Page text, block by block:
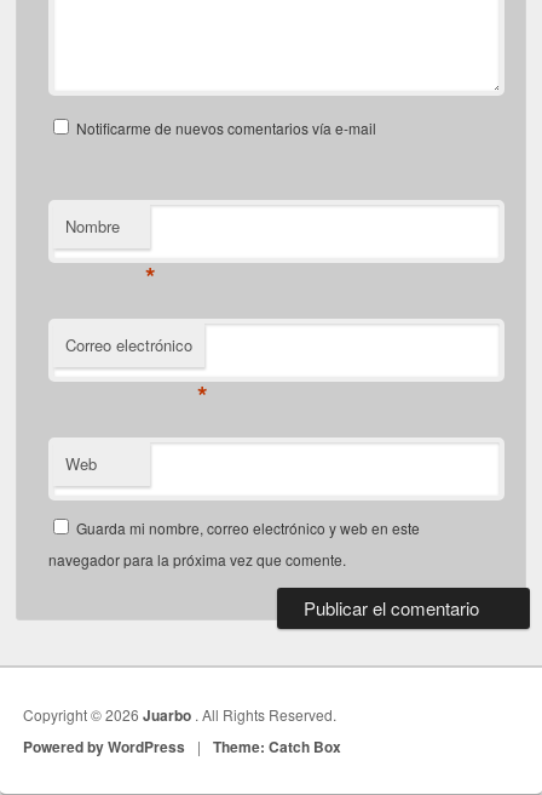
Notificarme de nuevos comentarios vía e-mail
Nombre
*
Correo electrónico
*
Web
Guarda mi nombre, correo electrónico y web en este
navegador para la próxima vez que comente.
Copyright © 2026Juarbo . All Rights Reserved.
Powered by WordPress | Theme: Catch Box